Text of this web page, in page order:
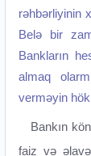
rəhbərliyinin
Belə bir
Bankların
almaq
verməyin
Bankın
faiz və